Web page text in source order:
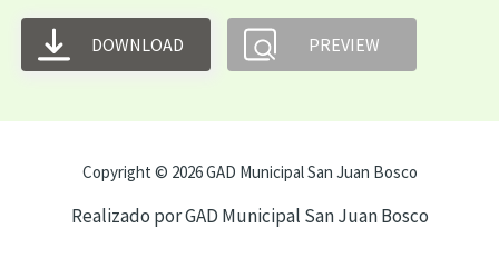
DOWNLOAD PREVIEW
Copyright © 2026 GAD Municipal San Juan Bosco
Realizado por GAD Municipal San Juan Bosco